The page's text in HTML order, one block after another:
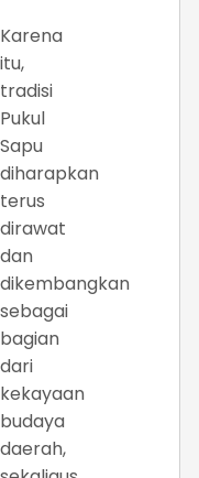
Karena
itu,
tradisi
Pukul
Sapu
diharapkan
terus
dirawat
dan
dikembangkan
sebagai
bagian
dari
kekayaan
budaya
daerah,